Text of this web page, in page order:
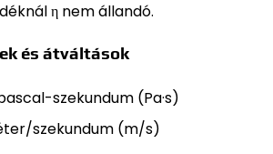
η nem állandó.
és átváltások
szekundum (Pa·s)
szekundum (m/s)